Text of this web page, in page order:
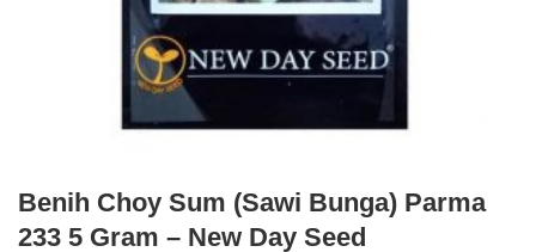
Benih Choy Sum (Sawi Bunga) Parma
233 5 Gram – New Day Seed